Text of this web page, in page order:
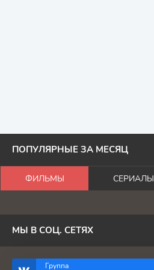
ПОПУЛЯРНЫЕ ЗА МЕСЯЦ
ФИЛЬМЫ СЕРИАЛЫ
МЫ В СОЦ. СЕТЯХ
Группа